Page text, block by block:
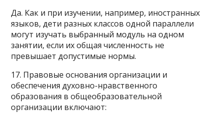
Да. Как и при изучении, например, иностранных
языков, дети разных классов одной параллели
могут изучать выбранный модуль на одном
занятии, если их общая численность не
превышает допустимые нормы.
17. Правовые основания организации и
обеспечения духовно-нравственного
образования в общеобразовательной
организации включают: